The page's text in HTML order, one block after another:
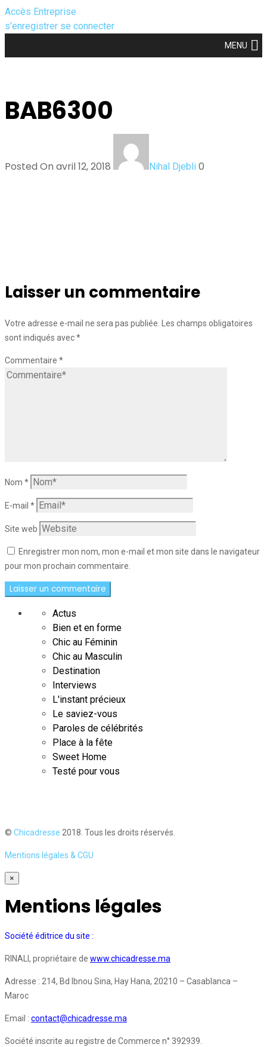
Accès Entreprise
s’enregistrer se connecter
MENU
BAB6300
Posted On avril 12, 2018 Nihal Djebli 0
Laisser un commentaire
Votre adresse e-mail ne sera pas publiée. Les champs obligatoires
sont indiqués avec*
Commentaire *
Nom *
E-mail *
Site web
Enregistrer mon nom, mon e-mail et mon site dans le navigateur
pour mon prochain commentaire.
Actus
Bien et en forme
Chic au Féminin
Chic au Masculin
Destination
Interviews
L'instant précieux
Le saviez-vous
Paroles de célébrités
Place à la fête
Sweet Home
Testé pour vous
© Chicadresse 2018. Tous les droits réservés.
Mentions légales & CGU
×
Mentions légales
Société éditrice du site :
RINALI, propriétaire de www.chicadresse.ma
Adresse : 214, Bd Ibnou Sina, Hay Hana, 20210 – Casablanca –
Maroc
Email : contact@chicadresse.ma
Société inscrite au registre de Commerce n° 392939.